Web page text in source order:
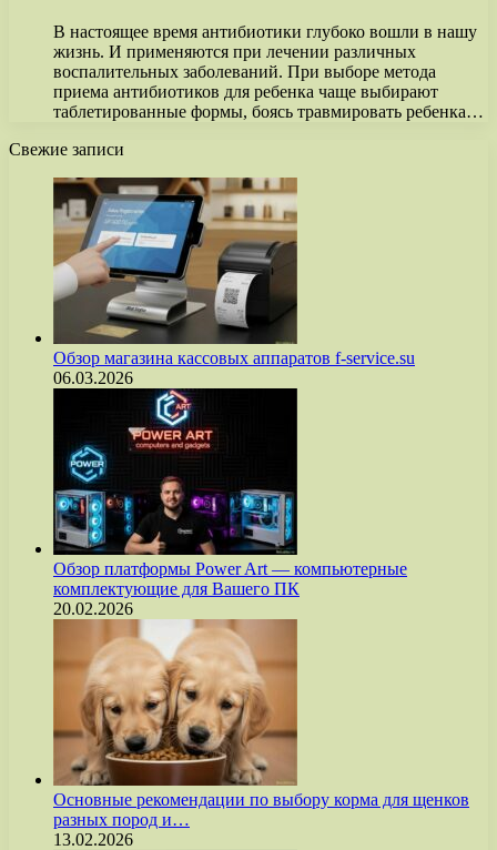
В настоящее время антибиотики глубоко вошли в нашу
жизнь. И применяются при лечении различных
воспалительных заболеваний. При выборе метода
приема антибиотиков для ребенка чаще выбирают
таблетированные формы, боясь травмировать ребенка…
Свежие записи
Обзор магазина кассовых аппаратов f-service.su
06.03.2026
Обзор платформы Power Art — компьютерные
комплектующие для Вашего ПК
20.02.2026
Основные рекомендации по выбору корма для щенков
разных пород и…
13.02.2026